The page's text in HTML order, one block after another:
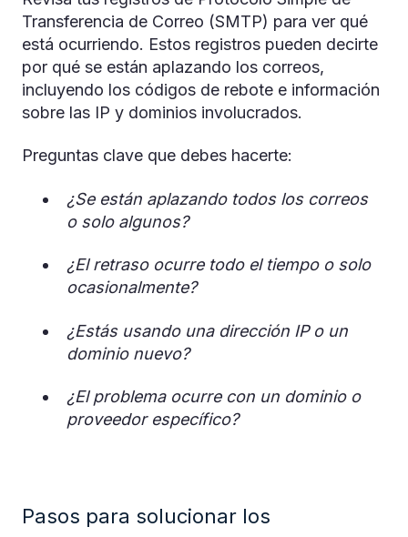
Transferencia de Correo (SMTP) para ver qué
está ocurriendo. Estos registros pueden decirte
por qué se están aplazando los correos,
incluyendo los códigos de rebote e información
sobre las IP y dominios involucrados.
Preguntas clave que debes hacerte:
¿Se están aplazando todos los correos
o solo algunos?
¿El retraso ocurre todo el tiempo o solo
ocasionalmente?
¿Estás usando una dirección IP o un
dominio nuevo?
¿El problema ocurre con un dominio o
proveedor específico?
Pasos para solucionar los